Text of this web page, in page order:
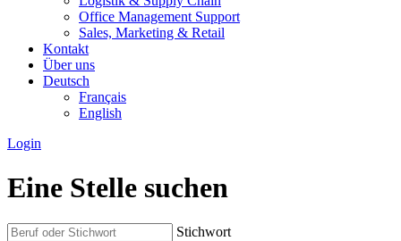
Office Management Support
Sales, Marketing & Retail
Kontakt
Über uns
Deutsch
Français
English
Login
Eine Stelle suchen
Stichwort